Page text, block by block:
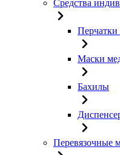
Средства
Маски
Бахилы
Перевязочные